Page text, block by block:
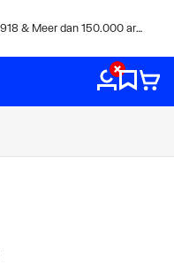
De expert sinds 1918 & Meer dan 150.000 artikelen